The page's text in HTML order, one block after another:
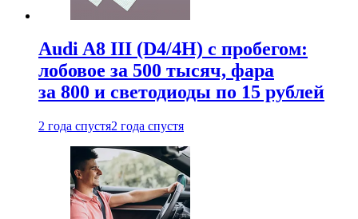
Audi A8 III (D4/4H) c пробегом:
лобовое за 500 тысяч, фара
за 800 и светодиоды по 15 рублей
2 года спустя2 года спустя